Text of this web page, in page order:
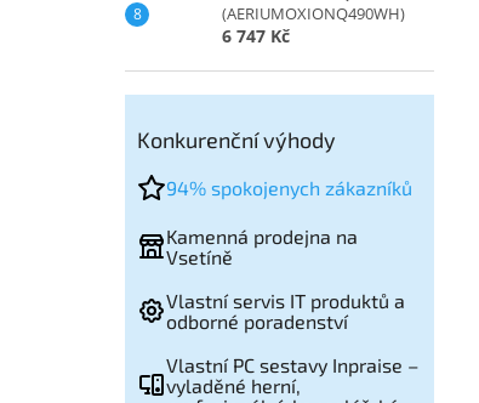
(AERIUMOXIONQ490WH)
6 747 Kč
Konkurenční výhody
94% spokojenych zákazníků
Kamenná prodejna na
Vsetíně
Vlastní servis IT produktů a
odborné poradenství
Vlastní PC sestavy Inpraise –
vyladěné herní,